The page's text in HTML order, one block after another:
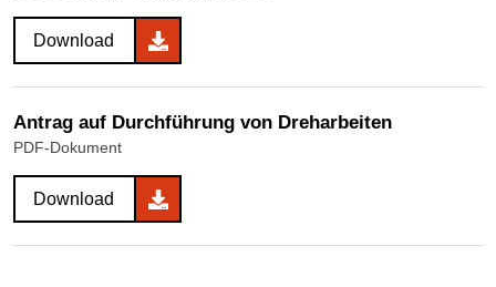
Download
Antrag auf Durchführung von Dreharbeiten
PDF-Dokument
Download